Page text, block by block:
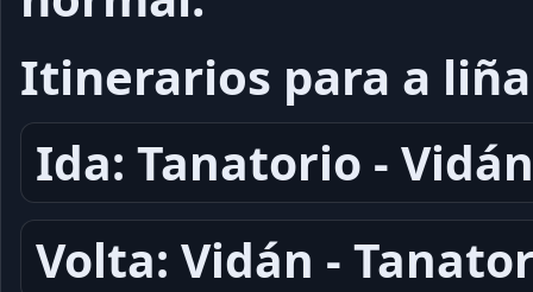
Itinerarios para a liña
Ida: Tanatorio - Vidán
Volta: Vidán -